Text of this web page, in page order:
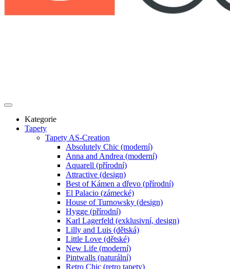
Kategorie
Tapety
Tapety AS-Creation
Absolutely Chic (moderní)
Anna and Andrea (moderní)
Aquarell (přírodní)
Attractive (design)
Best of Kámen a dřevo (přírodní)
El Palacio (zámecké)
House of Turnowsky (design)
Hygge (přírodní)
Karl Lagerfeld (exklusivní, design)
Lilly and Luis (dětská)
Little Love (dětské)
New Life (moderní)
Pintwalls (naturální)
Retro Chic (retro tapety)